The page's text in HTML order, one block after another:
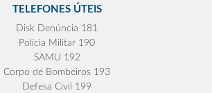
TELEFONES ÚTEIS
Disk Denúncia 181
Polícia Militar 190
SAMU 192
Corpo de Bombeiros 193
Defesa Civil 199